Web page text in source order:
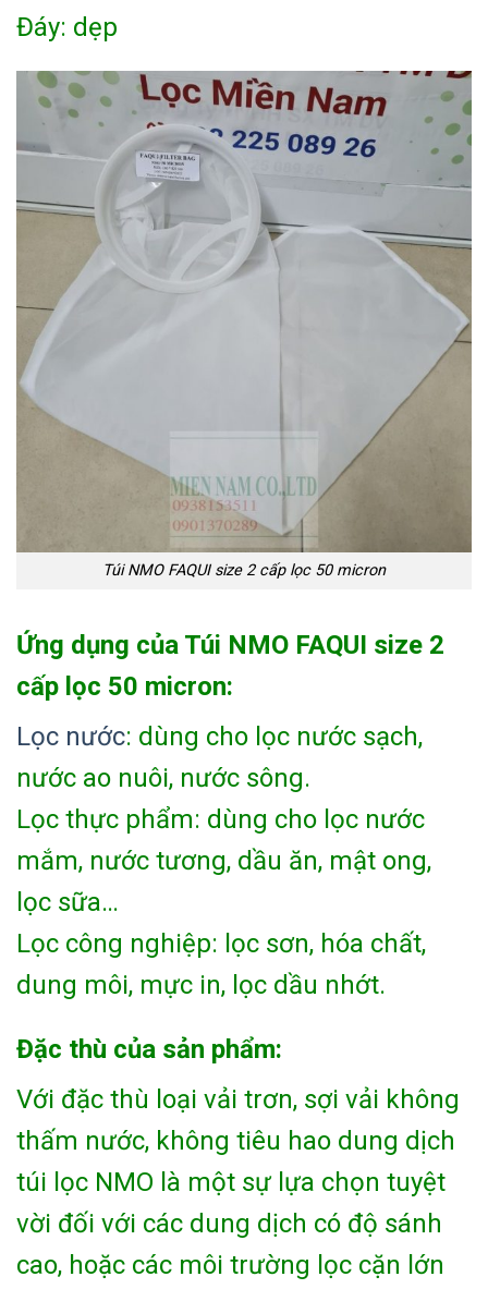
Đáy: dẹp
Túi NMO FAQUI size 2 cấp lọc 50 micron
Ứng dụng của Túi NMO FAQUI size 2
cấp lọc 50 micron:
Lọc nước: dùng cho lọc nước sạch,
nước ao nuôi, nước sông.
Lọc thực phẩm: dùng cho lọc nước
mắm, nước tương, dầu ăn, mật ong,
lọc sữa…
Lọc công nghiệp: lọc sơn, hóa chất,
dung môi, mực in, lọc dầu nhớt.
Đặc thù của sản phẩm:
Với đặc thù loại vải trơn, sợi vải không
thấm nước, không tiêu hao dung dịch
túi lọc NMO là một sự lựa chọn tuyệt
vời đối với các dung dịch có độ sánh
cao, hoặc các môi trường lọc cặn lớn